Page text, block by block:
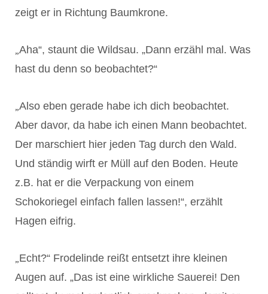
zeigt er in Richtung Baumkrone.
Aha“, staunt die Wildsau. „Dann erzähl mal. Was
hast du denn so beobachtet?“
Also eben gerade habe ich dich beobachtet.
Aber davor, da habe ich einen Mann beobachtet.
Der marschiert hier jeden Tag durch den Wald.
Und ständig wirft er Müll auf den Boden. Heute
z.B. hat er die Verpackung von einem
Schokoriegel einfach fallen lassen!“, erzählt
Hagen eifrig.
Echt?“ Frodelinde reißt entsetzt ihre kleinen
Augen auf. „Das ist eine wirkliche Sauerei! Den